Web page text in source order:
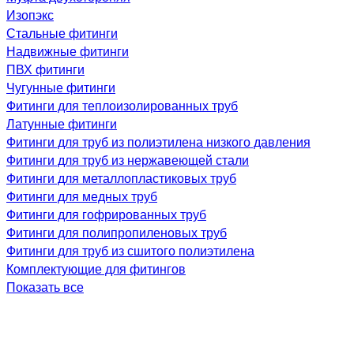
Изопэкс
Стальные фитинги
Надвижные фитинги
ПВХ фитинги
Чугунные фитинги
Фитинги для теплоизолированных труб
Латунные фитинги
Фитинги для труб из полиэтилена низкого давления
Фитинги для труб из нержавеющей стали
Фитинги для металлопластиковых труб
Фитинги для медных труб
Фитинги для гофрированных труб
Фитинги для полипропиленовых труб
Фитинги для труб из сшитого полиэтилена
Комплектующие для фитингов
Показать все